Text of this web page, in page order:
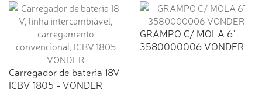
Carregador de bateria 18V
ICBV 1805 - VONDER
GRAMPO C/ MOLA 6"
3580000006 VONDER